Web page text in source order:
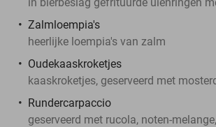
Zalmloempia's
heerlijke loempia's van zalm
Oudekaaskroketjes
kaaskroketjes, geserveerd met
Rundercarpaccio
geserveerd met rucola, noten-